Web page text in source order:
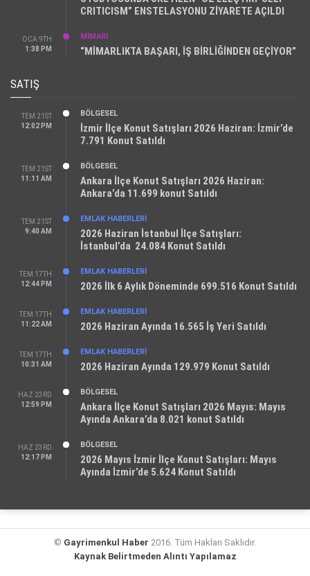
CRITICISM” ENSTELASYONU ZİYARETE AÇILDI
OCA 9TH
1:38 PM
MİMARİ
“MİMARLIKTA BAŞARI, İŞ BİRLİĞİNDEN GEÇİYOR”
SATIŞ
TEM 21ST
12:02 PM
BÖLGESEL
İzmir İlçe Konut Satışları 2026 Haziran: İzmir’de
7.791 Konut Satıldı
TEM 21ST
11:11 AM
BÖLGESEL
Ankara İlçe Konut Satışları 2026 Haziran:
Ankara’da 11.699 konut Satıldı
TEM 21ST
9:40 AM
EMLAK HABERLERI
2026 Haziran İstanbul İlçe Satışları:
İstanbul’da 24.084 Konut Satıldı
TEM 17TH
12:44 PM
EMLAK HABERLERI
2026 İlk 6 Aylık Döneminde 699.516 Konut Satıldı
TEM 17TH
11:22 AM
EMLAK HABERLERI
2026 Haziran Ayında 16.565 İş Yeri Satıldı
TEM 17TH
10:31 AM
EMLAK HABERLERI
2026 Haziran Ayında 129.979 Konut Satıldı
HAZ 23RD
12:59 PM
BÖLGESEL
Ankara İlçe Konut Satışları 2026 Mayıs: Mayıs
Ayında Ankara’da 8.021 konut Satıldı
HAZ 23RD
12:17 PM
BÖLGESEL
2026 Mayıs İzmir İlçe Konut Satışları: Mayıs
Ayında İzmir’de 5.624 Konut Satıldı
© Gayrimenkul Haber 2016. Tüm Hakları Saklıdır.
Kaynak Belirtmeden Alıntı Yapılamaz